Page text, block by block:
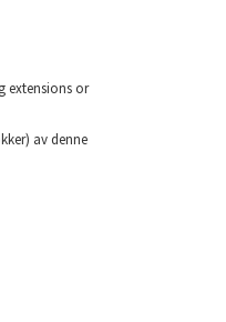
extensions or
av denne